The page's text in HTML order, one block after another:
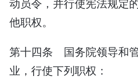
他职权。
第十四条 国务院领导和
业，行使下列职权：